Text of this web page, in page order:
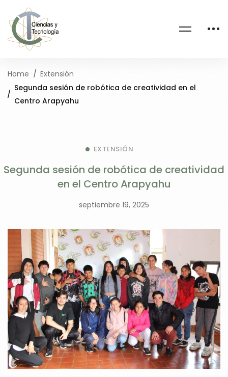
Home
Extensión
Segunda sesión de robótica de creatividad en el
Centro Arapyahu
EXTENSIÓN
Segunda sesión de robótica de creatividad
en el Centro Arapyahu
septiembre 19, 2025